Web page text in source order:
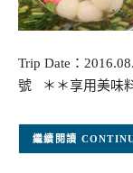
Trip Date：
號 ＊＊享用美味